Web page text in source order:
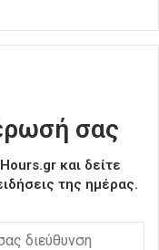
σας
και δείτε
της ημέρας.